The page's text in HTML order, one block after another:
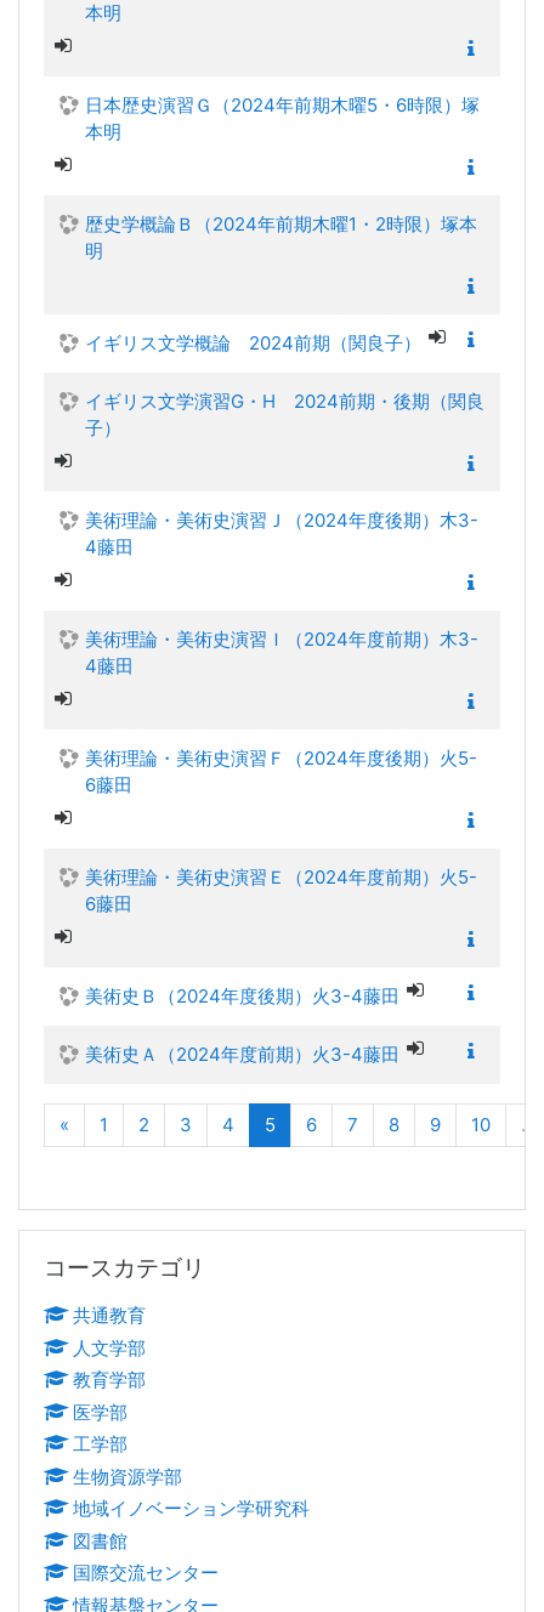
本明
日本歴史演習Ｇ（2024年前期木曜5・6時限）塚
本明
歴史学概論Ｂ（2024年前期木曜1・2時限）塚本
明
イギリス文学概論 2024前期（関良子）
イギリス文学演習G・H 2024前期・後期（関良
子）
美術理論・美術史演習Ｊ（2024年度後期）木3-
4藤田
美術理論・美術史演習Ｉ（2024年度前期）木3-
4藤田
美術理論・美術史演習Ｆ（2024年度後期）火5-
6藤田
美術理論・美術史演習Ｅ（2024年度前期）火5-
6藤田
美術史Ｂ（2024年度後期）火3-4藤田
美術史Ａ（2024年度前期）火3-4藤田
« 前へ1 2 3 4 5 (現在)
6 7 8 9 10 …
コースカテゴリ
共通教育
人文学部
教育学部
医学部
工学部
生物資源学部
地域イノベーション学研究科
図書館
国際交流センター
情報基盤センター